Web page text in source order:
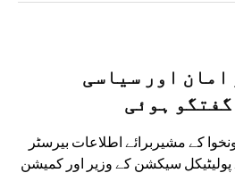
امان اور سیاسی
ہوئی
کے مشیربرائے اطلاعات بیرسٹر
سیکشن کے وزیر اور کمیشن